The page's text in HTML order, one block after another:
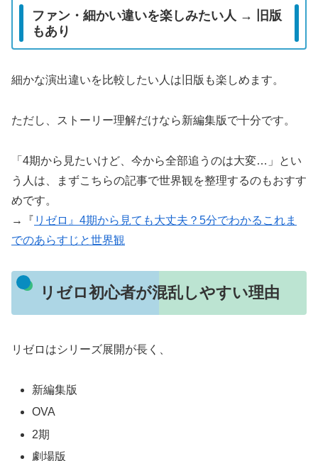
ファン・細かい違いを楽しみたい人 → 旧版
もあり
細かな演出違いを比較したい人は旧版も楽しめます。
ただし、ストーリー理解だけなら新編集版で十分です。
「4期から見たいけど、今から全部追うのは大変…」とい
う人は、まずこちらの記事で世界観を整理するのもおすす
めです。
→『 リゼロ』4期から見ても大丈夫？5分でわかるこれま
でのあらすじと世界観
リゼロ初心者が混乱しやすい理由
リゼロはシリーズ展開が長く、
新編集版
OVA
2期
劇場版